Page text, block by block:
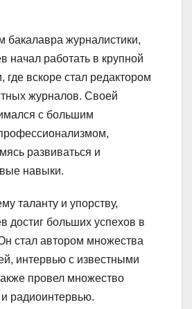
бакалавра журналистики,
начал работать в крупной
где вскоре стал редактором
журналов. Своей
с большим
развиваться и
навыки.
таланту и упорству,
достиг больших успехов в
стал автором множества
интервью с известными
провел множество
радиоинтервью.